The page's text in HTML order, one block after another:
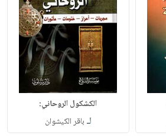
الكشكول الروحاني:
لـ باقر الكيشوان